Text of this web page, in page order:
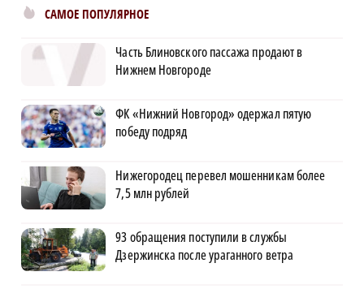
САМОЕ ПОПУЛЯРНОЕ
Часть Блиновского пассажа продают в
Нижнем Новгороде
ФК «Нижний Новгород» одержал пятую
победу подряд
Нижегородец перевел мошенникам более
7,5 млн рублей
93 обращения поступили в службы
Дзержинска после ураганного ветра